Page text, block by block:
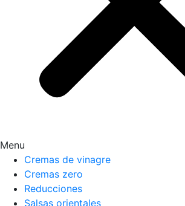
Menu
Cremas de vinagre
Cremas zero
Reducciones
Salsas orientales